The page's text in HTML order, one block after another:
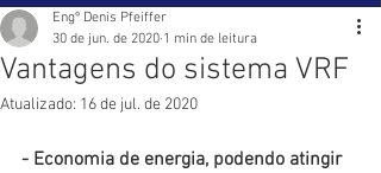
Vantagens do sistema VRF
Engº Denis Pfeiffer
30 de jun. de 2020 1 min de leitura
Atualizado: 16 de jul. de 2020
- Economia de energia, podendo atingir